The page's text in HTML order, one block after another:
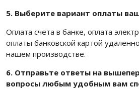
5. Выберите вариант оплаты
Оплата счета в банке, оплата
оплаты банковской картой
нашем производстве.
6. Отправьте ответы на
вопросы любым удобным вам